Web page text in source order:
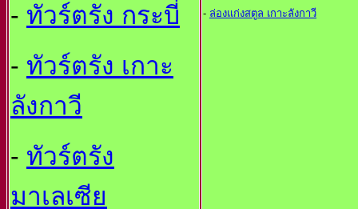
- ทัวร์ตรัง กระบี่
- ทัวร์ตรัง เกาะ
ลังกาวี
- ทัวร์ตรัง
มาเลเซีย
- ล่องแก่งสตูล เกาะลังกาวี